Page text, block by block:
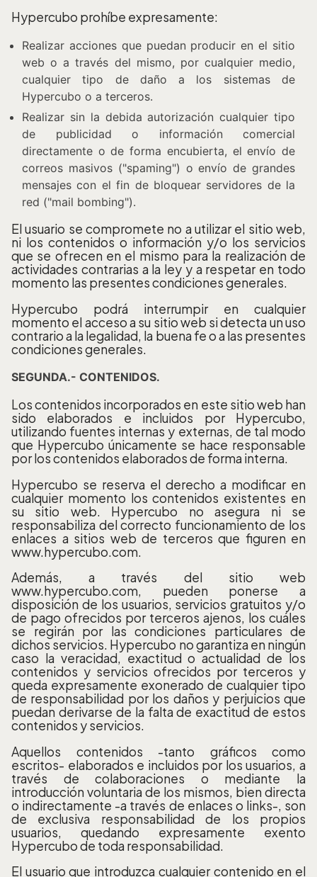
Hypercubo prohíbe expresamente:
Realizar acciones que puedan producir en el sitio
web o a través del mismo, por cualquier medio,
cualquier tipo de daño a los sistemas de
Hypercubo o a terceros.
Realizar sin la debida autorización cualquier tipo
de publicidad o información comercial
directamente o de forma encubierta, el envío de
correos masivos ("spaming") o envío de grandes
mensajes con el fin de bloquear servidores de la
red ("mail bombing").
El usuario se compromete no a utilizar el sitio web,
ni los contenidos o información y/o los servicios
que se ofrecen en el mismo para la realización de
actividades contrarias a la ley y a respetar en todo
momento las presentes condiciones generales.
Hypercubo podrá interrumpir en cualquier
momento el acceso a su sitio web si detecta un uso
contrario a la legalidad, la buena fe o a las presentes
condiciones generales.
SEGUNDA.- CONTENIDOS.
Los contenidos incorporados en este sitio web han
sido elaborados e incluidos por Hypercubo,
utilizando fuentes internas y externas, de tal modo
que Hypercubo únicamente se hace responsable
por los contenidos elaborados de forma interna.
Hypercubo se reserva el derecho a modificar en
cualquier momento los contenidos existentes en
su sitio web. Hypercubo no asegura ni se
responsabiliza del correcto funcionamiento de los
enlaces a sitios web de terceros que figuren en
www.hypercubo.com.
Además, a través del sitio web
www.hypercubo.com, pueden ponerse a
disposición de los usuarios, servicios gratuitos y/o
de pago ofrecidos por terceros ajenos, los cuáles
se regirán por las condiciones particulares de
dichos servicios. Hypercubo no garantiza en ningún
caso la veracidad, exactitud o actualidad de los
contenidos y servicios ofrecidos por terceros y
queda expresamente exonerado de cualquier tipo
de responsabilidad por los daños y perjuicios que
puedan derivarse de la falta de exactitud de estos
contenidos y servicios.
Aquellos contenidos -tanto gráficos como
escritos- elaborados e incluidos por los usuarios, a
través de colaboraciones o mediante la
introducción voluntaria de los mismos, bien directa
o indirectamente -a través de enlaces o links-, son
de exclusiva responsabilidad de los propios
usuarios, quedando expresamente exento
Hypercubo de toda responsabilidad.
El usuario que introduzca cualquier contenido en el